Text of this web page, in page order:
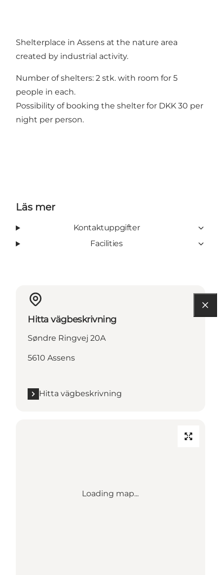
Shelterplace in Assens at the nature area
created by industrial activity.
Number of shelters: 2 stk. with room for 5
people in each.
Possibility of booking the shelter for DKK 30 per
night per person.
Läs mer
Kontaktuppgifter
Facilities
Hitta vägbeskrivning
Søndre Ringvej 20A
5610 Assens
Hitta vägbeskrivning
Loading map...